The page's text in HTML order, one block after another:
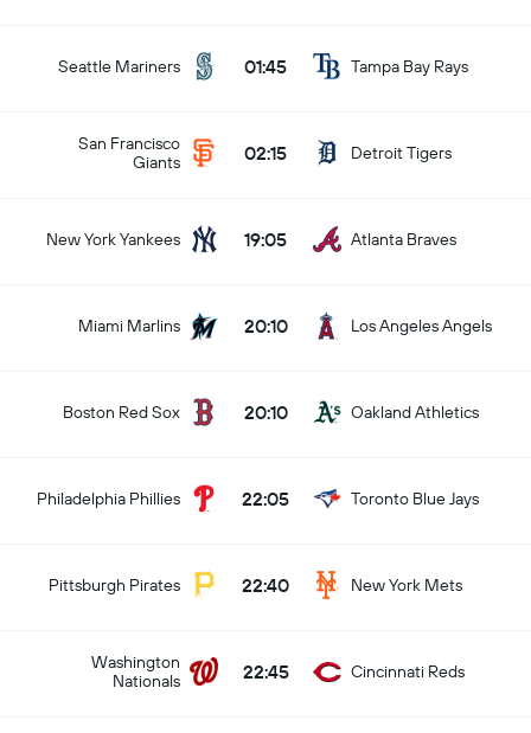
Seattle Mariners 01:45 Tampa Bay Rays
San Francisco
Giants
02:15 Detroit Tigers
New York Yankees 19:05 Atlanta Braves
Miami Marlins 20:10 Los Angeles Angels
Boston Red Sox 20:10 Oakland Athletics
Philadelphia Phillies 22:05 Toronto Blue Jays
Pittsburgh Pirates 22:40 New York Mets
Washington
Nationals
22:45 Cincinnati Reds